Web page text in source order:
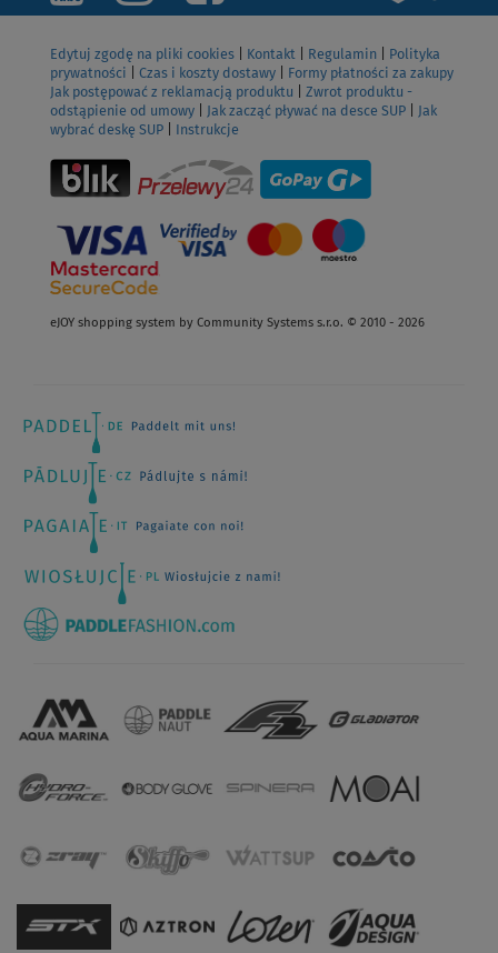
Edytuj zgodę na pliki cookies Kontakt Regulamin
Polityka
prywatności
Czas i koszty dostawy
Formy płatności za zakupy
Jak postępować z reklamacją produktu
Zwrot produktu -
odstąpienie od umowy
Jak zacząć pływać na desce SUP
Jak
wybrać deskę SUP
Instrukcje
eJOY shopping system by Community Systems s.r.o. © 2010 - 2026